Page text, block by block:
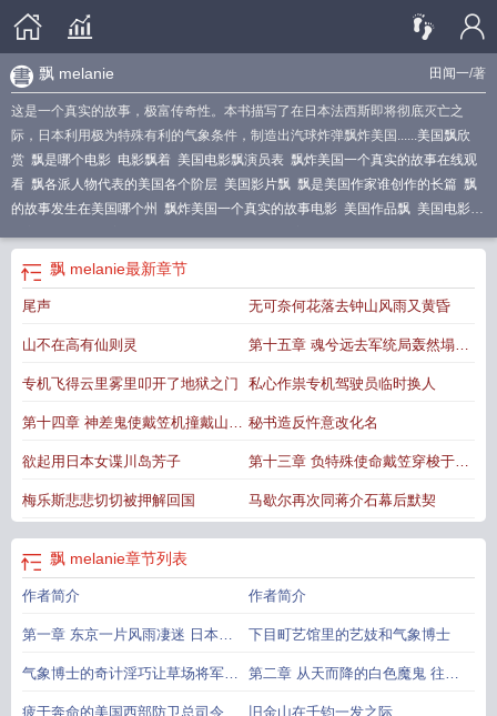
田闻一/著
飘 melanie
这是一个真实的故事，极富传奇性。本书描写了在日本法西斯即将彻底灭亡之
际，日本利用极为特殊有利的气象条件，制造出汽球炸弹飘炸美国......美国飘欣
赏 飘是哪个电影 电影飘着 美国电影飘演员表 飘炸美国一个真实的故事在线观
看 飘各派人物代表的美国各个阶层 美国影片飘 飘是美国作家谁创作的长篇 飘
的故事发生在美国哪个州 飘炸美国一个真实的故事电影 美国作品飘 美国电影飘
飘过美国 飘炸美国一个真实的故事
飘 melanie最新章节
尾声 无可奈何花落去钟山风雨又黄昏
山不在高有仙则灵 第十五章 魂兮远去军统局轰然塌圮
戴笠失踪蒋委员长慌了神
专机飞得云里雾里叩开了地狱之门 私心作祟专机驾驶员临时换人
第十四章 神差鬼使戴笠机撞戴山陨
命 送军统局长王牌飞行员受命
秘书造反忤意改化名
欲起用日本女谍川岛芳子 第十三章 负特殊使命戴笠穿梭于北
平与天津 摆现代鸿门宴请君入瓮
梅乐斯悲悲切切被押解回国 马歇尔再次同蒋介石幕后默契
飘 melanie章节列表
作者简介 作者简介
第一章 东京一片风雨凄迷 日本首
相下令研制秘密武器――汽球炸弹
下目町艺馆里的艺妓和气象博士
气象博士的奇计淫巧让草场将军拍
案惊奇
第二章 从天而降的白色魔鬼 往事
不堪回首
疲于奔命的美国西部防卫总司令 旧金山在千钧一发之际